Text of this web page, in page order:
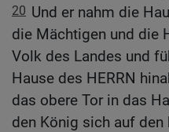
20 Und er nahm die
die Mächtigen und die
Volk des Landes und
Hause des HERRN
das obere Tor in das
den König sich auf